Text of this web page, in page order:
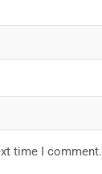
time I comment.